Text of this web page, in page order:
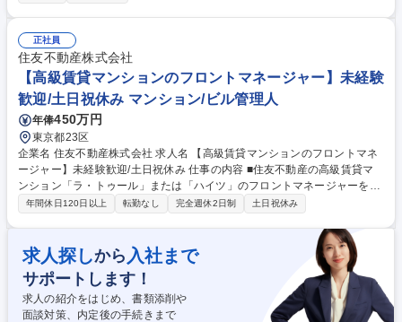
を実施。その他にも外部研修など社員能力向上の為の機会をご用意してお
ります。【当社について】鈴与グループにおいて、強いバックボーンとグ
ループのシナジーを強みに、建設・ビルメンテナンス事業の中核を担って
います。管理物件数は年々増加しており、企画提案から営業・設計・施
工・テナント斡旋・ビル管理まで一貫して行う総合力を活かし、当社単体
でも順調な成長を遂げています。 募集職種 【清掃現場管理】鈴与グルー
プ/「長期的」に「安心」して働ける環境をご用意◎
正社員
住友不動産株式会社
【高級賃貸マンションのフロントマネージャー】未経験
歓迎/土日祝休み マンション/ビル管理人
年俸450万円
東京都23区
企業名 住友不動産株式会社 求人名 【高級賃貸マンションのフロントマネ
ージャー】未経験歓迎/土日祝休み 仕事の内容 ■住友不動産の高級賃貸マ
ンション「ラ・トゥール」または「ハイツ」のフロントマネージャーをお
任せします。マンション1棟の管理責任者として各スタッフのマネジメン
設備メンテナンススタッフのマネジメント ・担当物件のリノベーションの
提案、メンテナンス業務の管理 ・入居者の再契約等の契約手続き ・入居
者がより快適に過ごしてもらえるようなサービスの提供 募集職種 【高級
賃貸マンションのフロントマネージャー】未経験歓迎/土日祝休み
年間休日120日以上 転勤なし 完全週休2日制 土日祝休み
求人探しから 入社まで
サポートします！
求人の紹介をはじめ、書類添削や
面談対策、内定後の手続きまで